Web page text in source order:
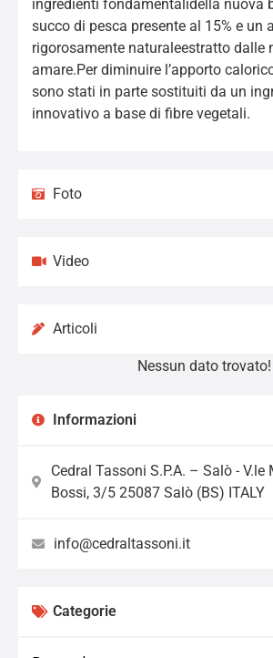
ingredienti fondamentalidella nuova
succo di pesca presente al 15% e un
rigorosamente naturaleestratto dalle
amare.Per diminuire l’apporto
sono stati in parte sostituiti da un
innovativo a base di fibre vegetali.
Foto
Video
Articoli
Nessun dato trovato!
Informazioni
Cedral Tassoni S.P.A. – Salò - V.le
Bossi, 3/5 25087 Salò (BS) ITALY
info@cedraltassoni.it
Categorie